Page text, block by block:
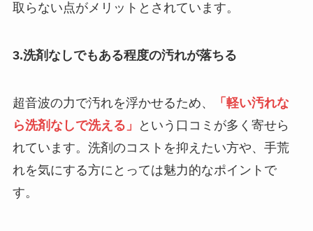
取らない点がメリットとされています。
3.洗剤なしでもある程度の汚れが落ちる
超音波の力で汚れを浮かせるため、
「軽い汚れな
ら洗剤なしで洗える」
という口コミが多く寄せら
れています。洗剤のコストを抑えたい方や、手荒
れを気にする方にとっては魅力的なポイントで
す。